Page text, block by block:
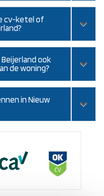
cv-ketel of
ook
de woning?
in Nieuw